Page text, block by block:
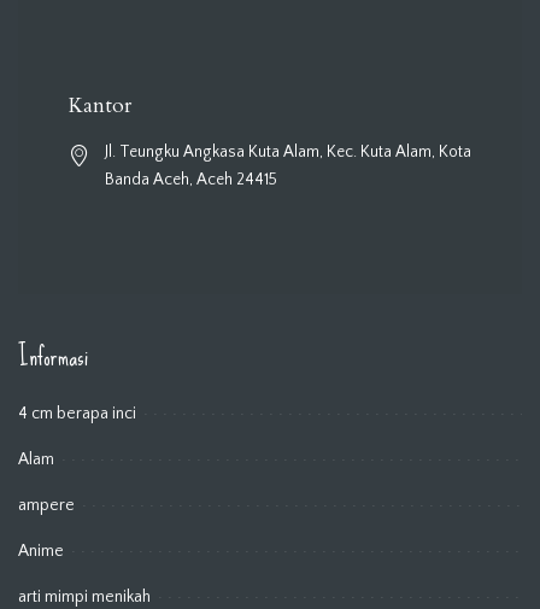
Kantor
Jl. Teungku Angkasa Kuta Alam, Kec. Kuta Alam, Kota
Banda Aceh, Aceh 24415
Informasi
4 cm berapa inci
Alam
ampere
Anime
arti mimpi menikah